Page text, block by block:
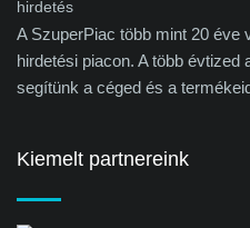
A SzuperPiac több mint 20 éve
hirdetési piacon. A több
segítünk a céged és a
Kiemelt partnereink